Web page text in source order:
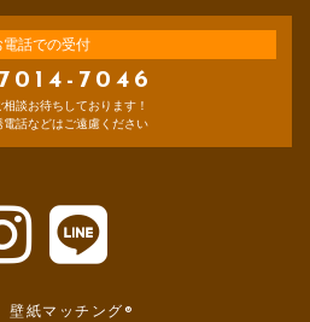
電話での受付
7046
談お待ちしております！
話などはご遠慮ください
壁紙マッチング®️